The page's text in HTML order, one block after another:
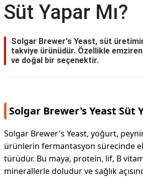
GEZİLECEK
BLOG
Süt Yapar Mı?
Solgar Brewer's Yeast, süt
takviye ürünüdür. Özellikle
ve doğal bir seçenektir.
Solgar Brewer's Yeast Süt
Solgar Brewer's Yeast, yoğurt,
ürünlerin fermantasyon sürecinde
türüdür. Bu maya, protein, lif, B
minerallerle doludur ve sağlık